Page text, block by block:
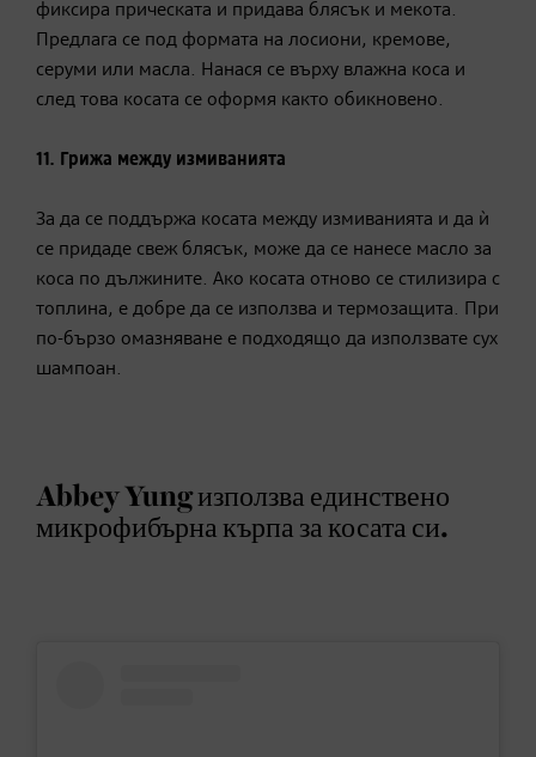
фиксира прическата и придава блясък и мекота.
Предлага се под формата на лосиони, кремове,
серуми или масла. Нанася се върху влажна коса и
след това косата се оформя както обикновено.
11. Грижа между измиванията
За да се поддържа косата между измиванията и да ѝ
се придаде свеж блясък, може да се нанесе масло за
коса по дължините. Ако косата отново се стилизира с
топлина, е добре да се използва и термозащита. При
по-бързо омазняване е подходящо да използвате сух
шампоан.
Abbey Yung използва единствено
микрофибърна кърпа за косата си.